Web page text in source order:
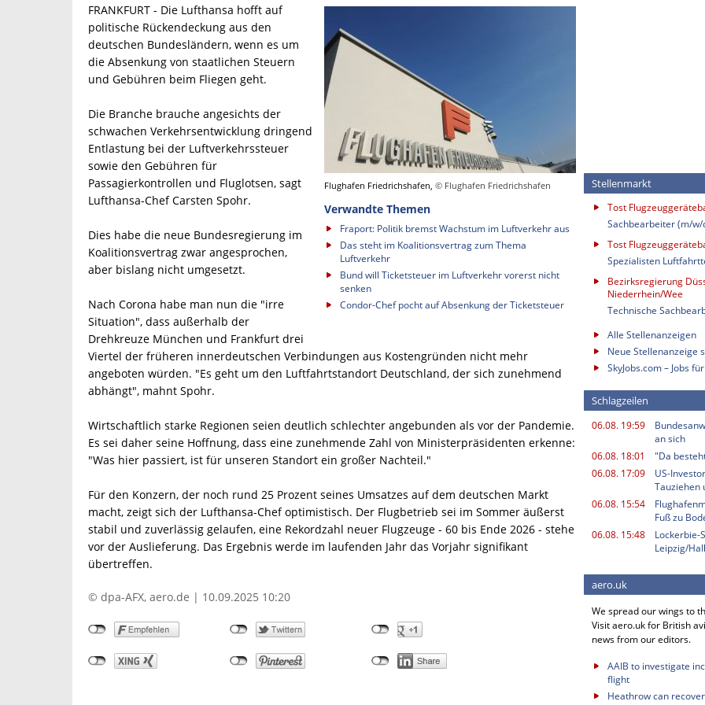
Flughafen Friedrichshafen, © Flughafen Friedrichshafen
Verwandte Themen
Fraport: Politik bremst Wachstum im Luftverkehr aus
Das steht im Koalitionsvertrag zum Thema
Luftverkehr
Bund will Ticketsteuer im Luftverkehr vorerst nicht
senken
Condor-Chef pocht auf Absenkung der Ticketsteuer
FRANKFURT - Die Lufthansa hofft auf
politische Rückendeckung aus den
deutschen Bundesländern, wenn es um
die Absenkung von staatlichen Steuern
und Gebühren beim Fliegen geht.
Die Branche brauche angesichts der
schwachen Verkehrsentwicklung dringend
Entlastung bei der Luftverkehrssteuer
sowie den Gebühren für
Passagierkontrollen und Fluglotsen, sagt
Lufthansa-Chef Carsten Spohr.
Dies habe die neue Bundesregierung im
Koalitionsvertrag zwar angesprochen,
aber bislang nicht umgesetzt.
Nach Corona habe man nun die "irre
Situation", dass außerhalb der
Drehkreuze München und Frankfurt drei
Viertel der früheren innerdeutschen Verbindungen aus Kostengründen nicht mehr
angeboten würden. "Es geht um den Luftfahrtstandort Deutschland, der sich zunehmend
abhängt", mahnt Spohr.
Wirtschaftlich starke Regionen seien deutlich schlechter angebunden als vor der Pandemie.
Es sei daher seine Hoffnung, dass eine zunehmende Zahl von Ministerpräsidenten erkenne:
"Was hier passiert, ist für unseren Standort ein großer Nachteil."
Für den Konzern, der noch rund 25 Prozent seines Umsatzes auf dem deutschen Markt
macht, zeigt sich der Lufthansa-Chef optimistisch. Der Flugbetrieb sei im Sommer äußerst
stabil und zuverlässig gelaufen, eine Rekordzahl neuer Flugzeuge - 60 bis Ende 2026 - stehe
vor der Auslieferung. Das Ergebnis werde im laufenden Jahr das Vorjahr signifikant
übertreffen.
© dpa-AFX, aero.de | 10.09.2025 10:20
Stellenmarkt
Tost
Sachbearbeiter (m/w/
Tost
Spezialisten
Bezirksregierung
Niederrhein/Wee
Technische
Alle Stellenanzeigen
Neue Stellenanzeige
SkyJobs.com – Jobs
Schlagzeilen
06.08. 19:59
an sich
06.08. 18:01
"Da
06.08. 17:09
US-
Tauziehen
06.08. 15:54
Fuß zu
06.08. 15:48
Lockerbie-
Leipzig/
aero.uk
We spread our wings to
Visit aero.uk for British
news from our editors.
AAIB to investigate
flight
Heathrow can